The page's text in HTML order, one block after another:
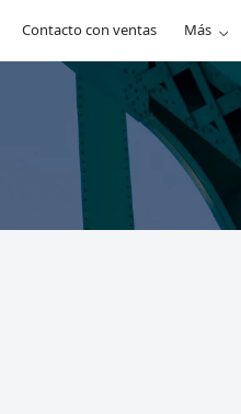
Contacto con ventas Más